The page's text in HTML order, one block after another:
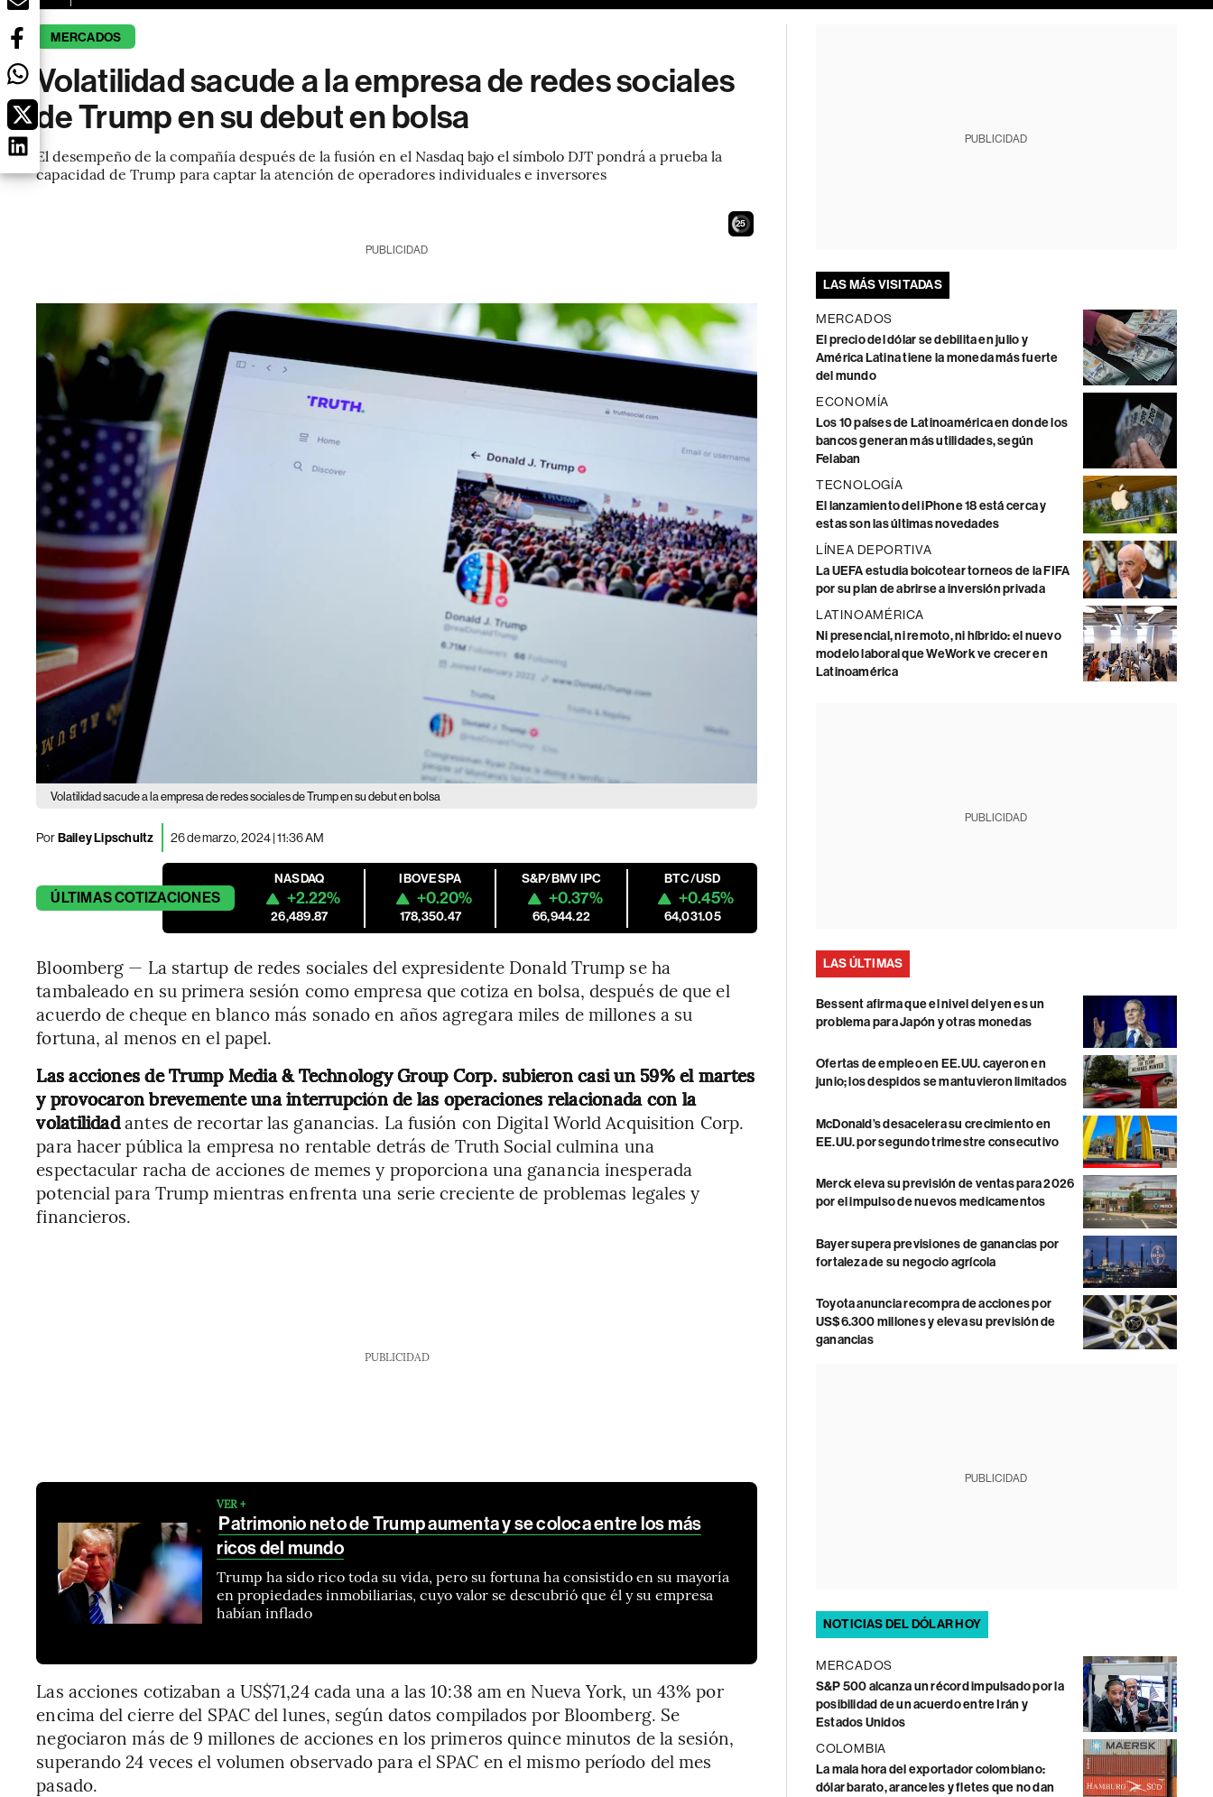
MERCADOS
Volatilidad sacude a la empresa de redes sociales
de Trump en su debut en bolsa
El desempeño de la compañía después de la fusión en el Nasdaq bajo el símbolo DJT pondrá a prueba la
capacidad de Trump para captar la atención de operadores individuales e inversores
24
PUBLICIDAD
Volatilidad sacude a la empresa de redes sociales de Trump en su debut en bolsa
PorBailey Lipschultz 26 de marzo, 2024 | 11:36 AM
ÚLTIMASCOTIZACIONES
NASDAQ
+2.22%
26,489.87
IBOVESPA
+0.20%
178,350.47
S&P/BMV IPC
+0.37%
66,944.22
BTC/USD
+0.45%
64,031.05
Bloomberg — La startup de redes sociales del expresidente Donald Trump se ha
tambaleado en su primera sesión como empresa que cotiza en bolsa, después de que el
acuerdo de cheque en blanco más sonado en años agregara miles de millones a su
fortuna, al menos en el papel.
Las acciones de Trump Media & Technology Group Corp. subieron casi un 59% el martes
y provocaron brevemente una interrupción de las operaciones relacionada con la
volatilidadantes de recortar las ganancias. La fusión con Digital World Acquisition Corp.
para hacer pública la empresa no rentable detrás de Truth Social culmina una
espectacular racha de acciones de memes y proporciona una ganancia inesperada
potencial para Trump mientras enfrenta una serie creciente de problemas legales y
financieros.
PUBLICIDAD
VER +
Patrimonio neto de Trump aumenta y se coloca entre los más
ricos del mundo
Trump ha sido rico toda su vida, pero su fortuna ha consistido en su mayoría
en propiedades inmobiliarias, cuyo valor se descubrió que él y su empresa
habían inflado
Las acciones cotizaban a US$71,24 cada una a las 10:38 am en Nueva York, un 43% por
encima del cierre del SPAC del lunes, según datos compilados por Bloomberg. Se
negociaron más de 9 millones de acciones en los primeros quince minutos de la sesión,
superando 24 veces el volumen observado para el SPAC en el mismo período del mes
pasado.
PUBLICIDAD
LAS MÁS VISITADAS
MERCADOS
El precio del dólar se debilita en julio y
América Latina tiene la moneda más fuerte
del mundo
ECONOMÍA
Los 10 países de Latinoamérica en donde los
bancos generan más utilidades, según
Felaban
TECNOLOGÍA
El lanzamiento del iPhone 18 está cerca y
estas son las últimas novedades
LÍNEA DEPORTIVA
La UEFA estudia boicotear torneos de la FIFA
por su plan de abrirse a inversión privada
LATINOAMÉRICA
Ni presencial, ni remoto, ni híbrido: el nuevo
modelo laboral que WeWork ve crecer en
Latinoamérica
PUBLICIDAD
LAS ÚLTIMAS
Bessent afirma que el nivel del yen es un
problema para Japón y otras monedas
Ofertas de empleo en EE.UU. cayeron en
junio; los despidos se mantuvieron limitados
McDonald’s desacelera su crecimiento en
EE.UU. por segundo trimestre consecutivo
Merck eleva su previsión de ventas para 2026
por el impulso de nuevos medicamentos
Bayer supera previsiones de ganancias por
fortaleza de su negocio agrícola
Toyota anuncia recompra de acciones por
US$6.300 millones y eleva su previsión de
ganancias
PUBLICIDAD
NOTICIAS DEL DÓLAR HOY
MERCADOS
S&P 500 alcanza un récord impulsado por la
posibilidad de un acuerdo entre Irán y
Estados Unidos
COLOMBIA
La mala hora del exportador colombiano:
dólar barato, aranceles y fletes que no dan